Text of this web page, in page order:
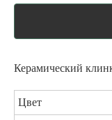
Керамический
Цвет